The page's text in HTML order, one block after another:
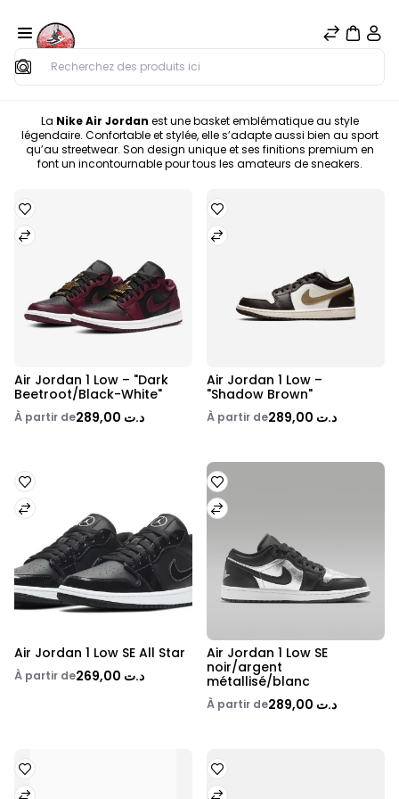
Rechercher
La Nike Air Jordan est une basket emblématique au style
légendaire. Confortable et stylée, elle s’adapte aussi bien au sport
qu’au streetwear. Son design unique et ses finitions premium en
font un incontournable pour tous les amateurs de sneakers.
Nouveau
Air Jordan 1 Low – "Dark
Beetroot/Black-White"
À partir de 289,00 د.ت
Nouveau
Air Jordan 1 Low –
"Shadow Brown"
À partir de 289,00 د.ت
Nouveau
Air Jordan 1 Low SE All Star
À partir de 269,00 د.ت
Nouveau
Air Jordan 1 Low SE
noir/argent
métallisé/blanc
À partir de 289,00 د.ت